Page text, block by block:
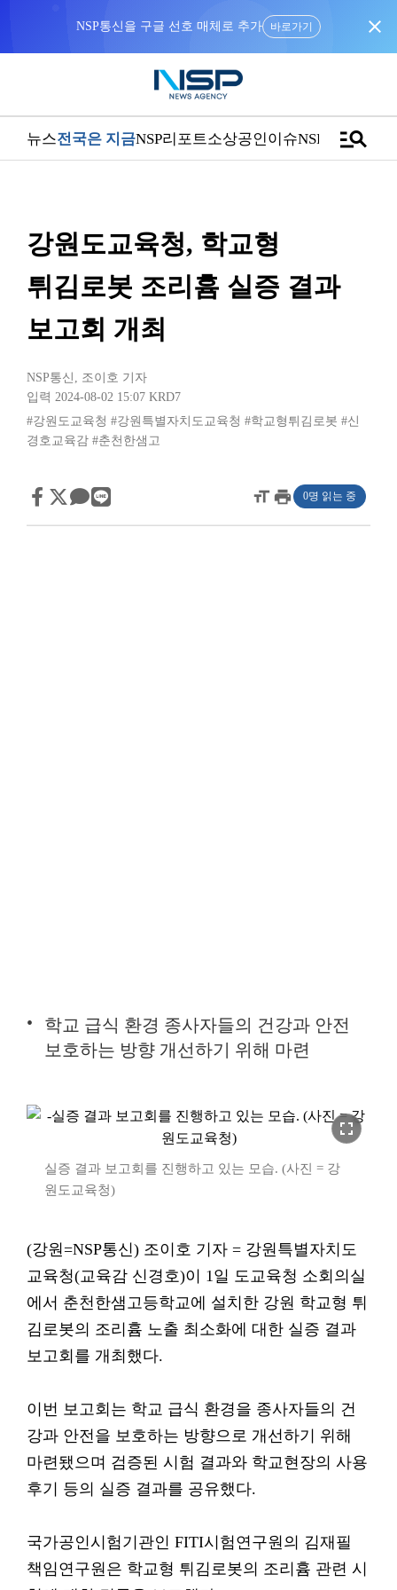
NSP통신을 구글 선호 매체로 추가 바로가기 close
뉴스전국은 지금NSP리포트소상공인이슈NSPTVmanage_search
강원도교육청, 학교형
튀김로봇 조리흄 실증 결과
보고회 개최
NSP통신 , 조이호 기자
입력 2024-08-02 15:07 KRD7
#강원도교육청 #강원특별자치도교육청 #학교형튀김로봇 #신
경호교육감 #춘천한샘고
format_sizeprint 0명 읽는 중
학교 급식 환경 종사자들의 건강과 안전
보호하는 방향 개선하기 위해 마련
fullscreen
실증 결과 보고회를 진행하고 있는 모습. (사진 = 강
원도교육청)
(강원=NSP통신) 조이호 기자 = 강원특별자치도
교육청(교육감 신경호)이 1일 도교육청 소회의실
에서 춘천한샘고등학교에 설치한 강원 학교형 튀
김로봇의 조리흄 노출 최소화에 대한 실증 결과
보고회를 개최했다.
이번 보고회는 학교 급식 환경을 종사자들의 건
강과 안전을 보호하는 방향으로 개선하기 위해
마련됐으며 검증된 시험 결과와 학교현장의 사용
후기 등의 실증 결과를 공유했다.
국가공인시험기관인 FITI시험연구원의 김재필
책임연구원은 학교형 튀김로봇의 조리흄 관련 시